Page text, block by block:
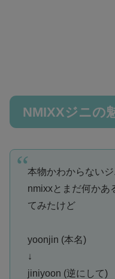
NMIXXジニの
本物かわからない
nmixxとまだ何かあ
てみたけど
yoonjin (本名)
↓
jiniyoon (逆にして)